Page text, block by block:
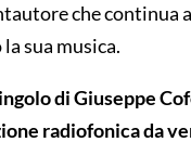
che
sua musica.
di Giuseppe
radiofonica da